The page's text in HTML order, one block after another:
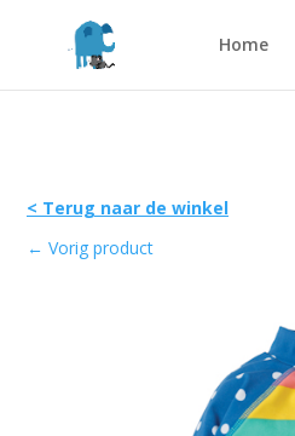
Home
< Terug naar de winkel
← Vorig product